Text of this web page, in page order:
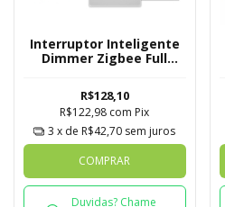
Interruptor Inteligente
Dimmer Zigbee Full
R$128,10
R$122,98 com Pix
3 x de R$42,70 sem juros
COMPRAR
Duvidas? Chame